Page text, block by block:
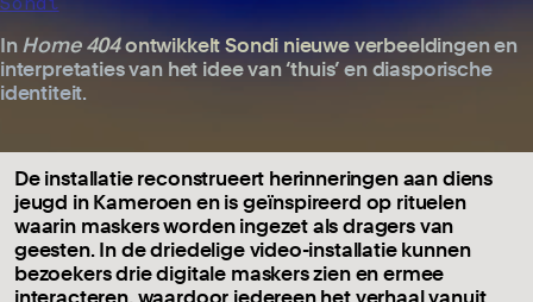
In Home 404ontwikkelt Sondi nieuwe verbeeldingen en
interpretaties van het idee van ‘thuis’ en diasporische
identiteit.
De installatie reconstrueert herinneringen aan diens
jeugd in Kameroen en is geïnspireerd op rituelen
waarin maskers worden ingezet als dragers van
geesten. In de driedelige video-installatie kunnen
bezoekers drie digitale maskers zien en ermee
interacteren, waardoor iedereen het verhaal vanuit